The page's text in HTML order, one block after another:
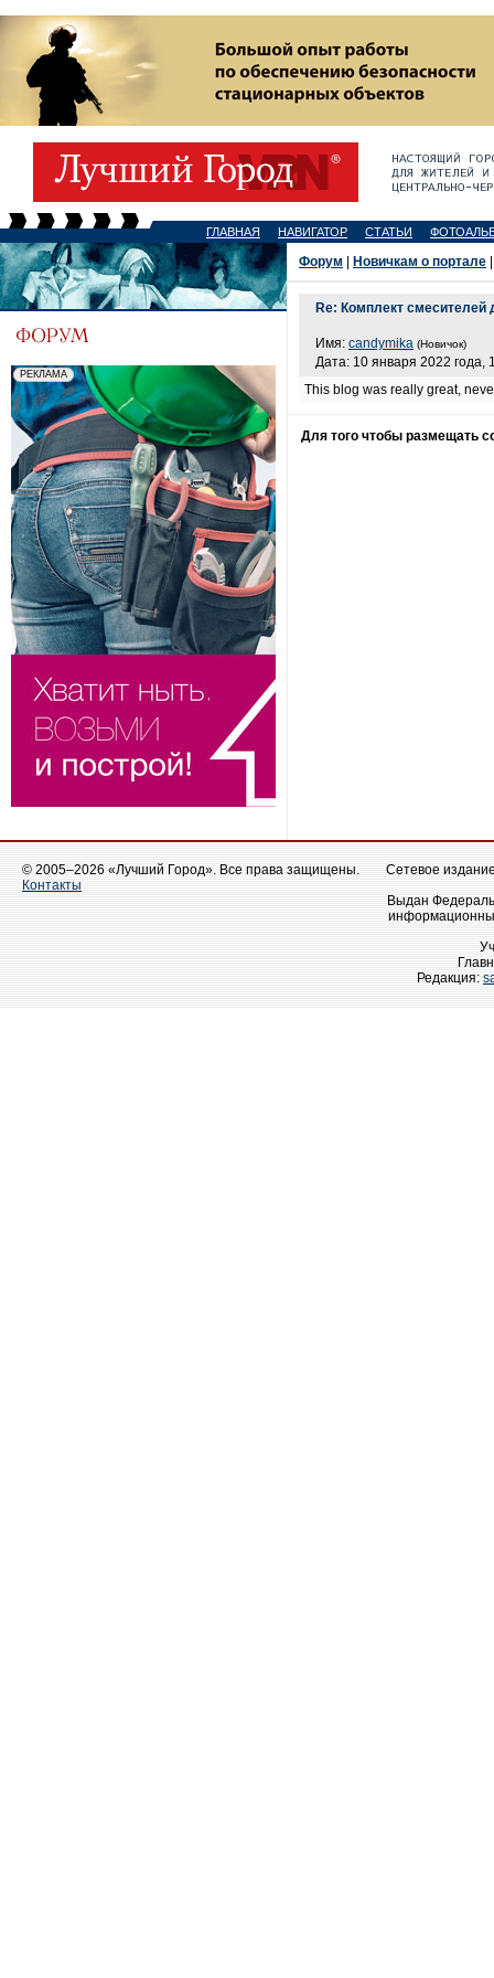
ГЛАВНАЯ НАВИГАТОР СТАТЬИ
Форум Новичкам о портале
Re: Комплект
Имя: candymika (Новичок)
Дата: 10 января 2022 года,
This blog was really great,
Для того чтобы размещать
© 2005–2026 «Лучший Город». Все права защищены.
Контакты
Сетевое
Выдан
Редакция: